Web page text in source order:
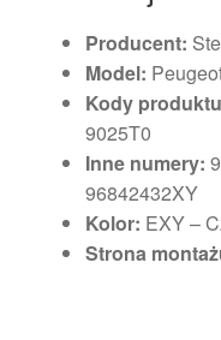
Producent:
Model:
Kody
9025T0
Inne numery:
96842432XY
Kolor: EXY –
Strona